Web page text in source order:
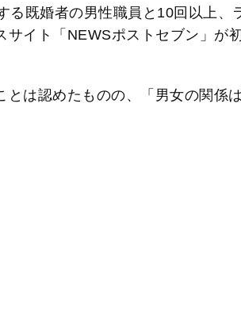
る既婚者の男性職員と10回以上、
イト「NEWSポストセブン」が
は認めたものの、「男女の関係